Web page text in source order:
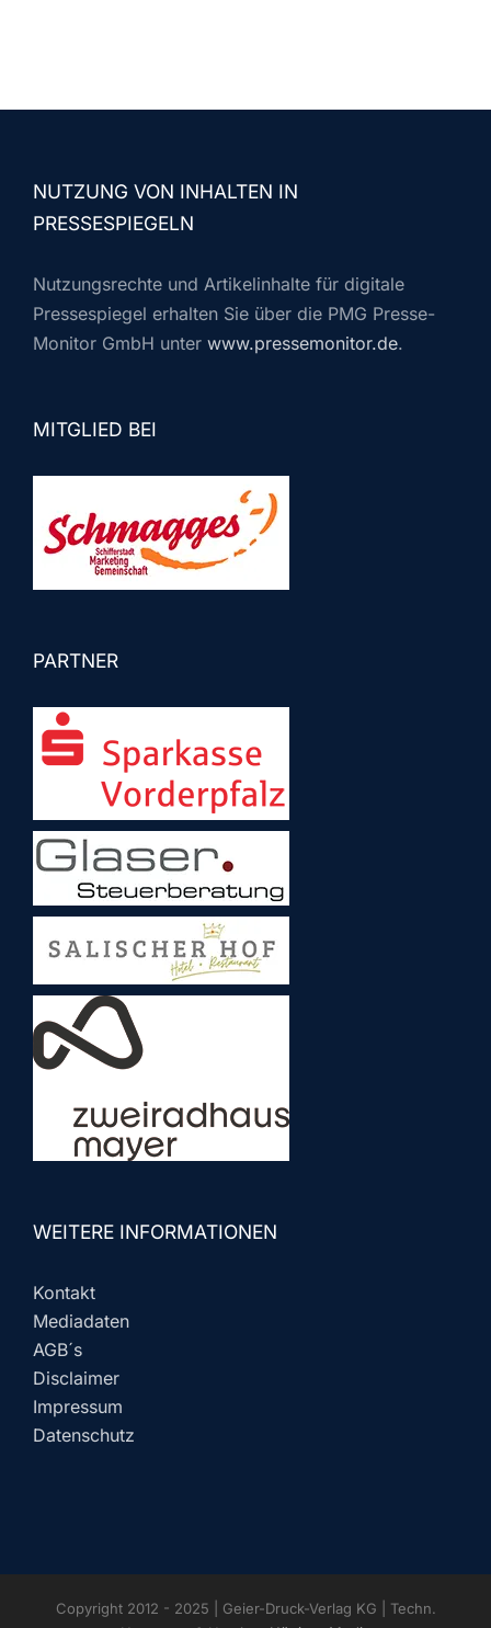
NUTZUNG VON INHALTEN IN
PRESSESPIEGELN
Nutzungsrechte und Artikelinhalte für digitale
Pressespiegel erhalten Sie über die PMG Presse-
Monitor GmbH unter www.pressemonitor.de.
MITGLIED BEI
PARTNER
WEITERE INFORMATIONEN
Kontakt
Mediadaten
AGB´s
Disclaimer
Impressum
Datenschutz
Copyright 2012 - 2025 | Geier-Druck-Verlag KG | Techn.